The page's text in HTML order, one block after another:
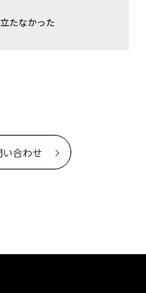
たなかった
合わせ